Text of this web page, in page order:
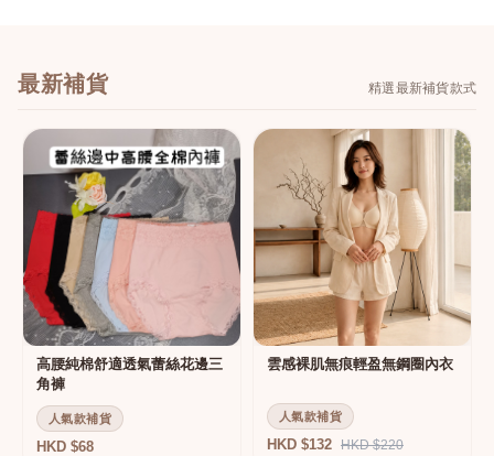
最新補貨 精選最新補貨款式
高腰純棉舒適透氣蕾絲花邊三
角褲
人氣款補貨
HKD $68
雲感裸肌無痕輕盈無鋼圈內衣
人氣款補貨
HKD $132 HKD $220